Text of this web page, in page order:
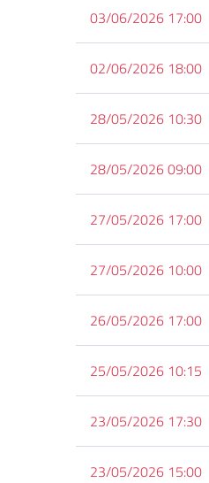
03/06/2026 17:00
02/06/2026 18:00
28/05/2026 10:30
28/05/2026 09:00
27/05/2026 17:00
27/05/2026 10:00
26/05/2026 17:00
25/05/2026 10:15
23/05/2026 17:30
23/05/2026 15:00